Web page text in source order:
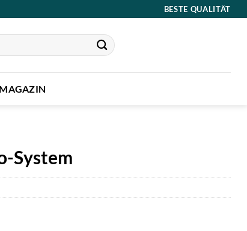
BESTE QUALITÄT
MAGAZIN
System